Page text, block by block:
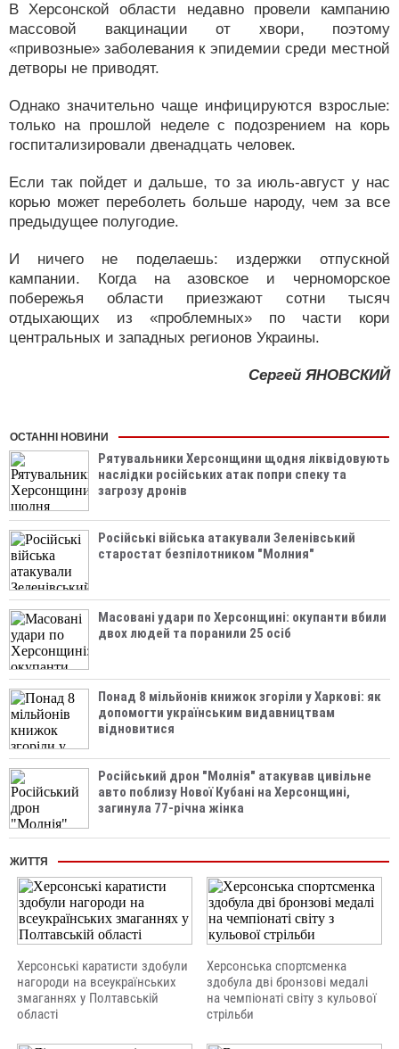
В Херсонской области недавно провели кампанию
массовой вакцинации от хвори, поэтому
«привозные» заболевания к эпидемии среди местной
детворы не приводят.
Однако значительно чаще инфицируются взрослые:
только на прошлой неделе с подозрением на корь
госпитализировали двенадцать человек.
Если так пойдет и дальше, то за июль-август у нас
корью может переболеть больше народу, чем за все
предыдущее полугодие.
И ничего не поделаешь: издержки отпускной
кампании. Когда на азовское и черноморское
побережья области приезжают сотни тысяч
отдыхающих из «проблемных» по части кори
центральных и западных регионов Украины.
Сергей ЯНОВСКИЙ
ОСТАННІ НОВИНИ
Рятувальники Херсонщини щодня ліквідовують
наслідки російських атак попри спеку та
загрозу дронів
Російські війська атакували Зеленівський
старостат безпілотником "Молния"
Масовані удари по Херсонщині: окупанти вбили
двох людей та поранили 25 осіб
Понад 8 мільйонів книжок згоріли у Харкові: як
допомогти українським видавництвам
відновитися
Російський дрон "Молнія" атакував цивільне
авто поблизу Нової Кубані на Херсонщині,
загинула 77-річна жінка
ЖИТТЯ
Херсонські каратисти здобули
нагороди на всеукраїнських
змаганнях у Полтавській
області
Херсонська спортсменка
здобула дві бронзові медалі
на чемпіонаті світу з кульової
стрільби